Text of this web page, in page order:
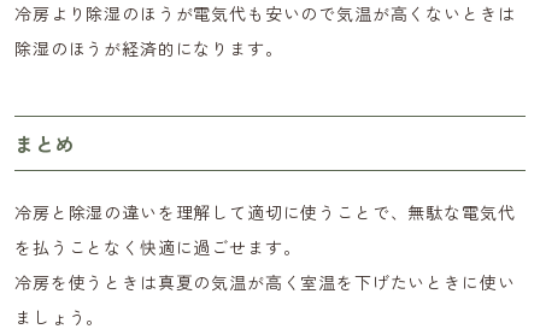
冷房より除湿のほうが電気代も安いので気温が高くないときは
除湿のほうが経済的になります。
まとめ
冷房と除湿の違いを理解して適切に使うことで、無駄な電気代
を払うことなく快適に過ごせます。
冷房を使うときは真夏の気温が高く室温を下げたいときに使い
ましょう。